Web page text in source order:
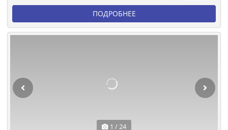
ПОДРОБНЕЕ
1 / 24